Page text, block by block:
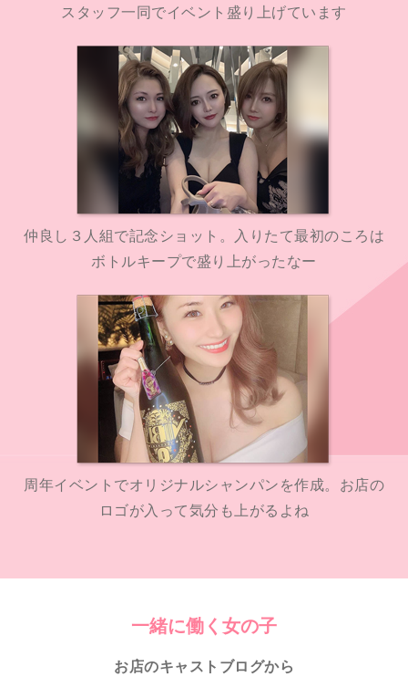
スタッフ一同でイベント盛り上げています
仲良し３人組で記念ショット。入りたて最初のころは
ボトルキープで盛り上がったなー
周年イベントでオリジナルシャンパンを作成。お店の
ロゴが入って気分も上がるよね
一緒に働く女の子
お店のキャストブログから